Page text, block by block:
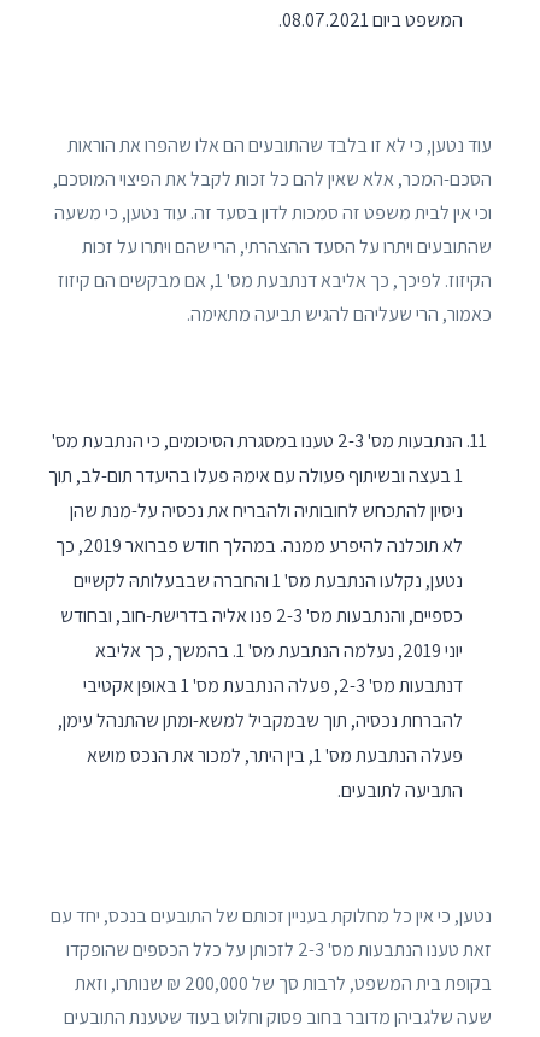
המשפט ביום 08.07.2021.
עוד נטען, כי לא זו בלבד שהתובעים הם אלו שהפרו את הוראות
הסכם-המכר, אלא שאין להם כל זכות לקבל את הפיצוי המוסכם,
וכי אין לבית משפט זה סמכות לדון בסעד זה. עוד נטען, כי משעה
שהתובעים ויתרו על הסעד ההצהרתי, הרי שהם ויתרו על זכות
הקיזוז. לפיכך, כך אליבא דנתבעת מס' 1, אם מבקשים הם קיזוז
כאמור, הרי שעליהם להגיש תביעה מתאימה.
הנתבעות מס' 2-3 טענו במסגרת הסיכומים, כי הנתבעת מס'
1 בעצה ובשיתוף פעולה עם אימהּ פעלו בהיעדר תום-לב, תוך
ניסיון להתכחש לחובותיה ולהבריח את נכסיה על-מנת שהן
לא תוכלנה להיפרע ממנה. במהלך חודש פברואר 2019, כך
נטען, נקלעו הנתבעת מס' 1 והחברה שבבעלותהּ לקשיים
כספיים, והנתבעות מס' 2-3 פנו אליה בדרישת-חוב, ובחודש
יוני 2019, נעלמה הנתבעת מס' 1. בהמשך, כך אליבא
דנתבעות מס' 2-3, פעלה הנתבעת מס' 1 באופן אקטיבי
להברחת נכסיה, תוך שבמקביל למשא-ומתן שהתנהל עימן,
פעלה הנתבעת מס' 1, בין היתר, למכור את הנכס מושא
התביעה לתובעים.
נטען, כי אין כל מחלוקת בעניין זכותם של התובעים בנכס, יחד עם
זאת טענו הנתבעות מס' 2-3 לזכותן על כלל הכספים שהופקדו
בקופת בית המשפט, לרבות סך של 200,000 ₪ שנותרו, וזאת
שעה שלגביהן מדובר בחוב פסוק וחלוט בעוד שטענת התובעים